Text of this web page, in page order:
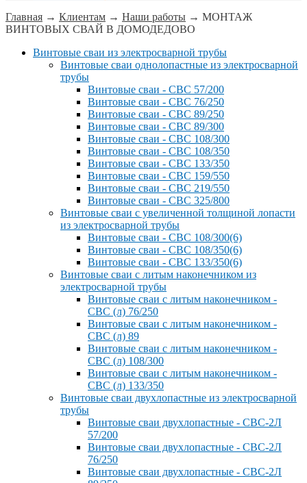
Главная → Клиентам → Наши работы → МОНТАЖ
ВИНТОВЫХ СВАЙ В ДОМОДЕДОВО
Винтовые сваи из электросварной трубы
Винтовые сваи однолопастные из электросварной
трубы
Винтовые сваи - СВС 57/200
Винтовые сваи - СВС 76/250
Винтовые сваи - СВС 89/250
Винтовые сваи - СВС 89/300
Винтовые сваи - СВС 108/300
Винтовые сваи - СВС 108/350
Винтовые сваи - СВС 133/350
Винтовые сваи - СВС 159/550
Винтовые сваи - СВС 219/550
Винтовые сваи - СВС 325/800
Винтовые сваи с увеличенной толщиной лопасти
из электросварной трубы
Винтовые сваи - СВС 108/300(6)
Винтовые сваи - СВС 108/350(6)
Винтовые сваи - СВС 133/350(6)
Винтовые сваи с литым наконечником из
электросварной трубы
Винтовые сваи с литым наконечником -
СВС (л) 76/250
Винтовые сваи с литым наконечником -
СВС (л) 89
Винтовые сваи с литым наконечником -
СВС (л) 108/300
Винтовые сваи с литым наконечником -
СВС (л) 133/350
Винтовые сваи двухлопастные из электросварной
трубы
Винтовые сваи двухлопастные - СВС-2Л
57/200
Винтовые сваи двухлопастные - СВС-2Л
76/250
Винтовые сваи двухлопастные - СВС-2Л